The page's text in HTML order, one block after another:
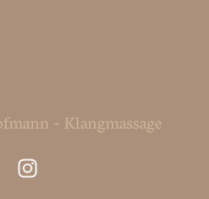
~ Klangmassage